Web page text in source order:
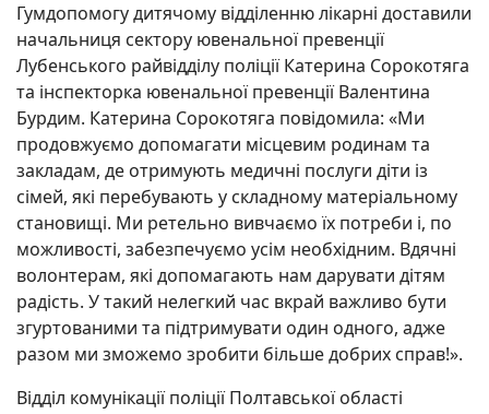
Гумдопомогу дитячому відділенню лікарні доставили
начальниця сектору ювенальної превенції
Лубенського райвідділу поліції Катерина Сорокотяга
та інспекторка ювенальної превенції Валентина
Бурдим. Катерина Сорокотяга повідомила: «Ми
продовжуємо допомагати місцевим родинам та
закладам, де отримують медичні послуги діти із
сімей, які перебувають у складному матеріальному
становищі. Ми ретельно вивчаємо їх потреби і, по
можливості, забезпечуємо усім необхідним. Вдячні
волонтерам, які допомагають нам дарувати дітям
радість. У такий нелегкий час вкрай важливо бути
згуртованими та підтримувати один одного, адже
разом ми зможемо зробити більше добрих справ!».
Відділ комунікації поліції Полтавської області